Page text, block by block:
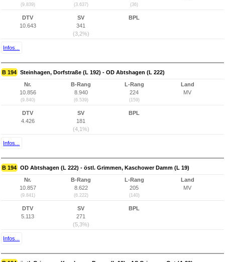
(9.839) (3.637) (36)
DTV
10.643
SV
341
(3,2%)
BPL
Infos...
B 194 Steinhagen, Dorfstraße (L 192) - OD Abtshagen (L 222)
Nr.
10.856
(9.840)
B-Rang
8.940
(6.539)
L-Rang
224
(159)
Land
MV
DTV
4.426
SV
181
(4,1%)
BPL
Infos...
B 194 OD Abtshagen (L 222) - östl. Grimmen, Kaschower Damm (L 19)
Nr.
10.857
(9.841)
B-Rang
8.622
(6.222)
L-Rang
205
(140)
Land
MV
DTV
5.113
SV
271
(5,3%)
BPL
Infos...